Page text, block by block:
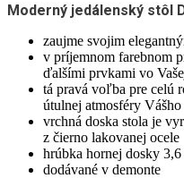
Moderný jedálenský stôl
zaujme svojim
v príjemnom farebnom
ďalšími prvkami vo
tá pravá voľba pre celú
útulnej atmosféry Vášho
vrchná doska stola je
z čierno lakovanej ocele
hrúbka hornej dosky 3,6
dodávané v demonte